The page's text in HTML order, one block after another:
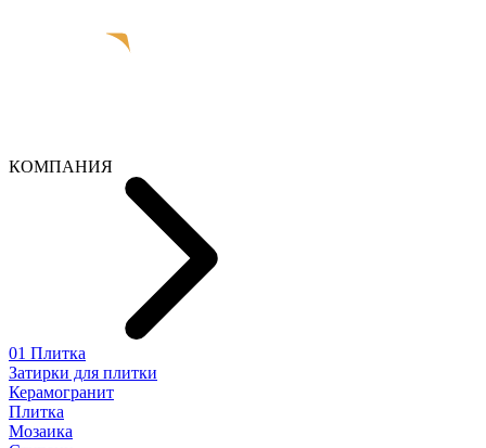
КОМПАНИЯ
01 Плитка
Затирки для плитки
Керамогранит
Плитка
Мозаика